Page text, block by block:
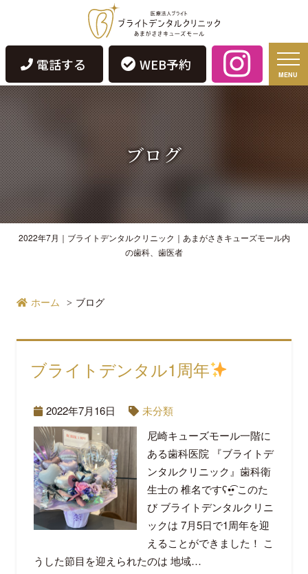
電話する WEB予約
MENU
ブログ
2022年7月｜ブライトデンタルクリニック｜あまがさきキューズモール内
の歯科、歯医者
ホーム ブログ
ブライトデンタル1周年
2022年7月16日
未分類
尼崎キューズモール一階に
ある歯科医院 『ブライトデ
ンタルクリニック』歯科衛
生士の 椎名ですʕ•̫͡• このた
び ブライトデンタルクリニ
ックは 7月5日で1周年を迎
えることができました！ こ
うした節目を迎えられたのは 地域…